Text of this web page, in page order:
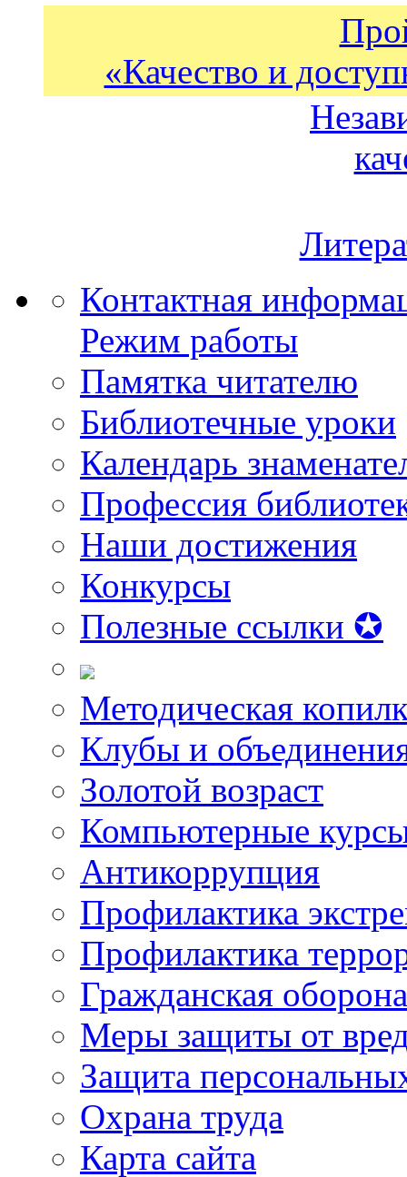
«Качество и
Контактная
Режим работы
Памятка читателю
Библиотечные уроки
Календарь
Профессия
Наши достижения
Конкурсы
Полезные ссылки ✪
Методическая
Клубы и
Золотой возраст
Компьютерные
Антикоррупция
Профилактика
Профилактика
Гражданская оборона
Меры защиты от
Защита
Охрана труда
Карта сайта